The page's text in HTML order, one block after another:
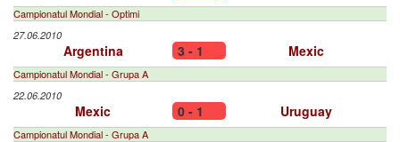
Campionatul Mondial - Optimi
27.06.2010
Argentina 3 - 1 Mexic
Campionatul Mondial - Grupa A
22.06.2010
Mexic 0 - 1 Uruguay
Campionatul Mondial - Grupa A